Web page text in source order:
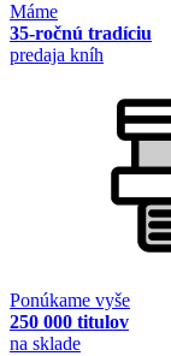
Máme
35-ročnú tradíciu
predaja kníh
Ponúkame vyše
250 000 titulov
na sklade